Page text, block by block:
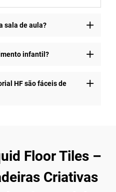
sala de aula?
infantil?
HF são fáceis de
Floor Tiles –
Criativas